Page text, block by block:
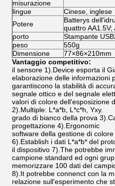
misurazione
lingue
Cinese, inglese
Potere
Batterys
quattro
porto
Stampante
peso
550g
Dimensione
77×86×210mm
Vantaggio competitivo:
il sensore 1).Device esporta il
elaborazione delle informazioni
garantiscono la stabilità di
segnale ottico e del segnale
valori di colore dell'esposizione
2).Multiple: L*a*b, L*c*h, Yxy.
grado di bianco della prova
progettazione 4).Ergonomic
software della gestione di
6).Establish i dati L*a*b* del
il dispositivo 7).The potrebbe
campione standard ed ogni
memorizzare 100 dati del
8).It potrebbe connenct con la
relazione sull'esperimento che